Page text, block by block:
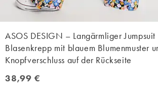
ASOS DESIGN – Langärmliger Jumpsuit
Blasenkrepp mit blauem Blumenmuster
Knopfverschluss auf der Rückseite
38,99 €
38,99 €